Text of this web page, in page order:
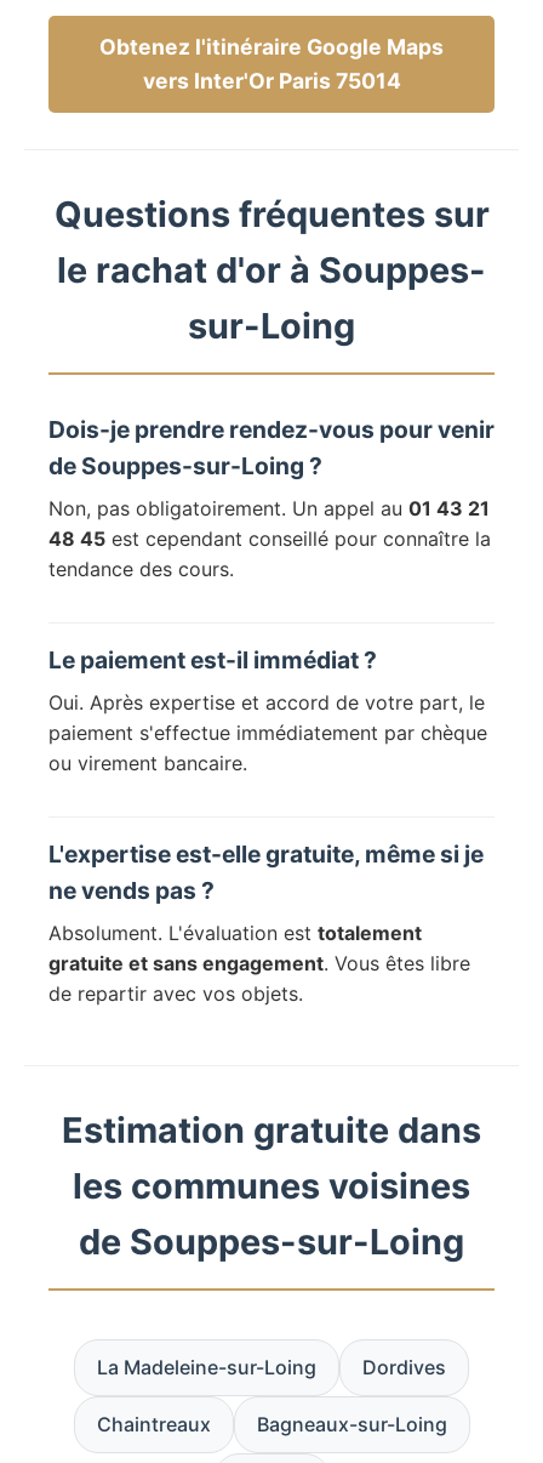
Obtenez l'itinéraire Google Maps
vers Inter'Or Paris 75014
Questions fréquentes sur
le rachat d'or à Souppes-
sur-Loing
Dois-je prendre rendez-vous pour venir
de Souppes-sur-Loing ?
Non, pas obligatoirement. Un appel au 01 43 21
48 45 est cependant conseillé pour connaître la
tendance des cours.
Le paiement est-il immédiat ?
Oui. Après expertise et accord de votre part, le
paiement s'effectue immédiatement par chèque
ou virement bancaire.
L'expertise est-elle gratuite, même si je
ne vends pas ?
Absolument. L'évaluation est totalement
gratuite et sans engagement. Vous êtes libre
de repartir avec vos objets.
Estimation gratuite dans
les communes voisines
de Souppes-sur-Loing
La Madeleine-sur-Loing Dordives
Chaintreaux Bagneaux-sur-Loing